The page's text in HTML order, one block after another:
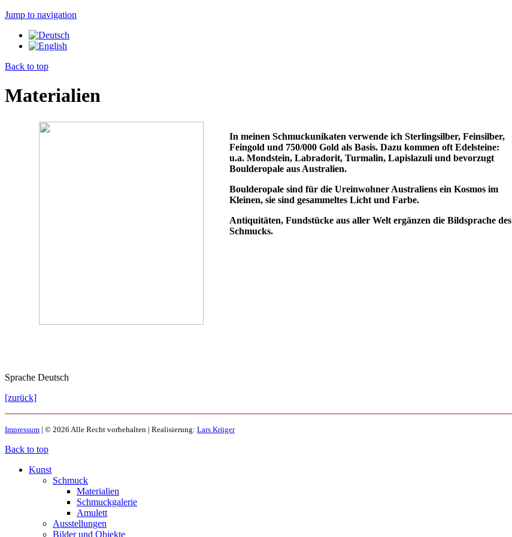
Jump to navigation
Back to top
Materialien
In meinen Schmuckunikaten verwende ich Sterlingsilber, Feinsilber,
Feingold und 750/000 Gold als Basis. Dazu kommen oft Edelsteine:
u.a. Mondstein, Labradorit, Turmalin, Lapislazuli und bevorzugt
Boulderopale aus Australien.
Boulderopale sind für die Ureinwohner Australiens ein Kosmos im
Kleinen, sie sind gesammeltes Licht und Farbe.
Antiquitäten, Fundstücke aus aller Welt ergänzen die Bildsprache des
Schmucks.
Sprache Deutsch
[zurück]
Impressum | © 2026 Alle Recht vorbehalten | Realisierung: Lars Krüger
Back to top
Kunst
Schmuck
Materialien
Schmuckgalerie
Amulett
Ausstellungen
Bilder und Objekte